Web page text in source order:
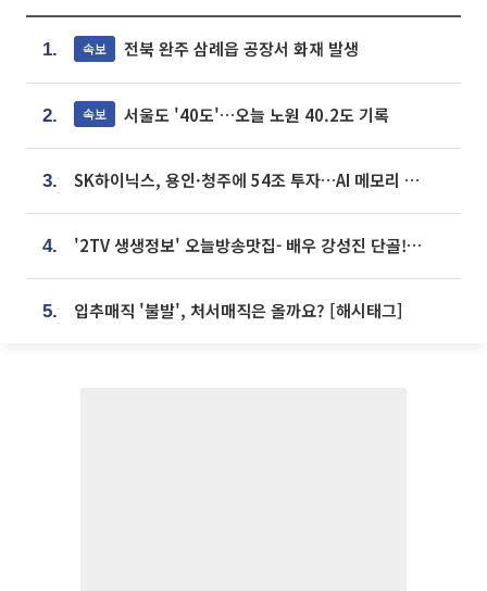
1. 속보 전북 완주 삼례읍 공장서 화재 발생
2. 속보 서울도 '40도'…오늘 노원 40.2도 기록
3. SK하이닉스, 용인·청주에 54조 투자…AI 메모리 생산기지 키운다
4. '2TV 생생정보' 오늘방송맛집- 배우 강성진 단골! 쌀국수ㆍ푸팟퐁 커리 맛집 '블○○○'
5. 입추매직 '불발', 처서매직은 올까요? [해시태그]